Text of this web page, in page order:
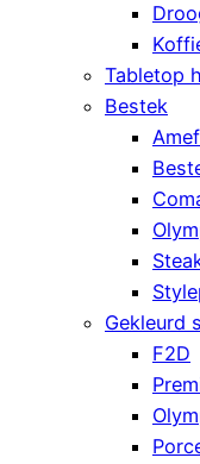
Tabletop
Bestek
Gekleurd
F2D